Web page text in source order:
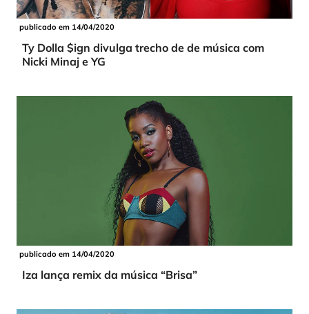
publicado em 14/04/2020
Ty Dolla $ign divulga trecho de de música com
Nicki Minaj e YG
publicado em 14/04/2020
Iza lança remix da música “Brisa”